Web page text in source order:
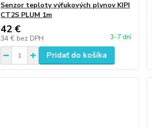
Senzor teploty výfukových plynov KIPI
CT2S PLUM 1m
42 €
34 € bez DPH 3-7 dní
Pridať do košíka